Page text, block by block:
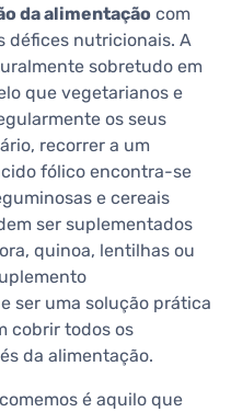
da alimentação com
défices nutricionais. A
sobretudo em
que vegetarianos e
os seus
recorrer a um
fólico encontra-se
e cereais
ser suplementados
quinoa, lentilhas ou
ser uma solução prática
cobrir todos os
da alimentação.
é aquilo que